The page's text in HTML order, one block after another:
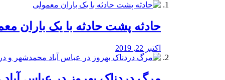
️حادثه پشت حادثه با یک باران
اکتبر 22, 2019